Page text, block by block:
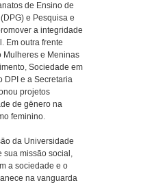
de Ensino de
e Pesquisa e
a integridade
Em outra frente
Mulheres e Meninas
Sociedade em
DPI e a Secretaria
projetos
de gênero na
feminino.
da Universidade
sua missão social,
a sociedade e o
na vanguarda